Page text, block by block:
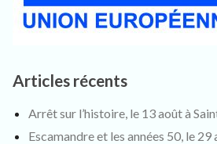
Articles récents
Arrêt sur l’histoire, le 13 août à
Escamandre et les années 50, le 29